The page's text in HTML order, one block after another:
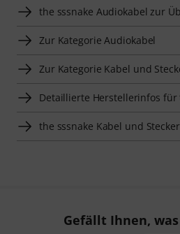
the sssnake Audiokabel zur
Zur Kategorie Audiokabel
Zur Kategorie Kabel und
Detaillierte Herstellerinfos für
the sssnake Kabel und
Gefällt Ihnen, was